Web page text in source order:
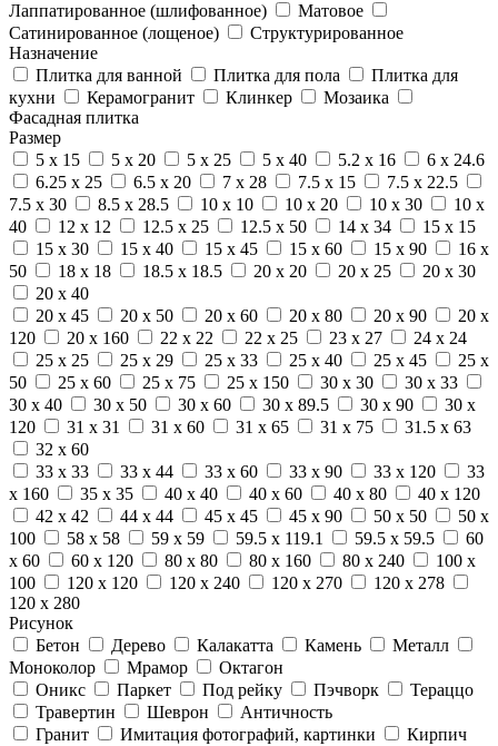
Лаппатированное (шлифованное)
Матовое
Сатинированное (лощеное)
Структурированное
Назначение
Плитка для ванной
Плитка для пола
Плитка для
кухни
Керамогранит Клинкер
Мозаика
Фасадная плитка
Размер
5 x 15
5 x 20 5 x 25 5 x 40 5.2 x 16
6 x 24.6
6.25 x 25
6.5 x 20 7 x 28 7.5 x 15
7.5 x 22.5
7.5 x 30
8.5 x 28.5 10 x 10 10 x 20 10 x 30
10 x
40
12 x 12 12.5 x 25 12.5 x 50 14 x 34
15 x 15
15 x 30
15 x 40 15 x 45 15 x 60 15 x 90
16 x
50
18 x 18 18.5 x 18.5 20 x 20 20 x 25
20 x 30
20 x 40
20 x 45
20 x 50 20 x 60 20 x 80 20 x 90
20 x
120
20 x 160 22 x 22 22 x 25 23 x 27
24 x 24
25 x 25
25 x 29 25 x 33 25 x 40 25 x 45
25 x
50
25 x 60 25 x 75 25 x 150 30 x 30
30 x 33
30 x 40
30 x 50 30 x 60 30 x 89.5 30 x 90
30 x
120
31 x 31 31 x 60 31 x 65 31 x 75
31.5 x 63
32 x 60
33 x 33
33 x 44 33 x 60 33 x 90 33 x 120
33
x 160
35 x 35 40 x 40 40 x 60 40 x 80
40 x 120
42 x 42
44 x 44 45 x 45 45 x 90 50 x 50
50 x
100
58 x 58 59 x 59 59.5 x 119.1 59.5 x 59.5
60
x 60
60 x 120 80 x 80 80 x 160 80 x 240
100 x
100
120 x 120 120 x 240 120 x 270
120 x 278
120 x 280
Рисунок
Бетон
Дерево Калакатта Камень
Металл
Моноколор
Мрамор
Октагон
Оникс
Паркет Под рейку Пэчворк
Тераццо
Травертин
Шеврон
Античность
Гранит
Имитация фотографий, картинки
Кирпич